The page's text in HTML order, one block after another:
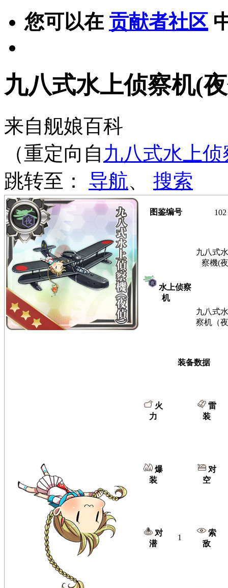
您可以在 贡献者社区
九八式水上侦察机(
来自舰娘百科
（重定向自 九八式水上
跳转至： 导航、 搜索
图鉴编号 102
水上侦察
机
九八式
察機(
九八式
察机（
装备数据
火
力
雷
装
爆
装
对
空
对
潜
1
索
敌